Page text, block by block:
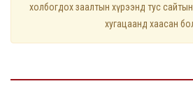
холбогдох заалтын хүрээнд тус сайтын
хугацаанд хаасан